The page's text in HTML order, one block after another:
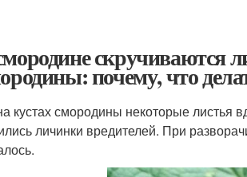
скручиваются
почему, что
кустах смородины некоторые листья
личинки вредителей. При